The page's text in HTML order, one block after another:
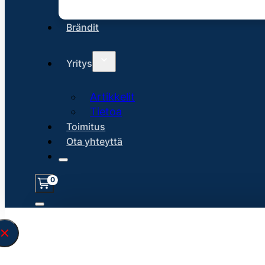
Brändit
Yritys
Artikkelit
Tietoa
Toimitus
Ota yhteyttä
0